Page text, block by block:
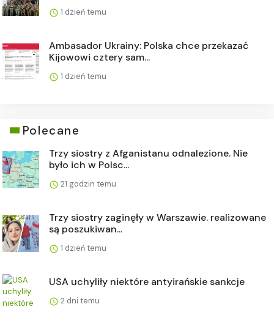
1 dzień temu
Ambasador Ukrainy: Polska chce przekazać
Kijowowi cztery sam...
1 dzień temu
Polecane
Trzy siostry z Afganistanu odnalezione. Nie
było ich w Polsc...
21 godzin temu
Trzy siostry zaginęły w Warszawie. realizowane
są poszukiwan...
1 dzień temu
USA uchyliły niektóre antyirańskie sankcje
2 dni temu